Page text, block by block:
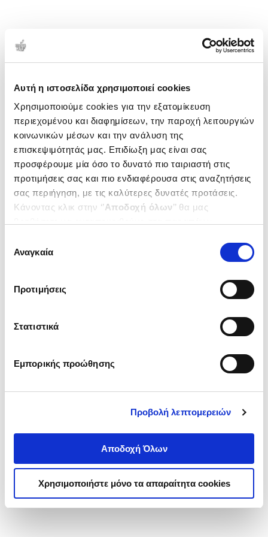
Αυτή η ιστοσελίδα χρησιμοποιεί cookies
Χρησιμοποιούμε cookies για την εξατομίκευση
περιεχομένου και διαφημίσεων, την παροχή λειτουργιών
κοινωνικών μέσων και την ανάλυση της
επισκεψιμότητάς μας. Επιδίωξη μας είναι σας
προσφέρουμε μία όσο το δυνατό πιο ταιριαστή στις
προτιμήσεις σας και πιο ενδιαφέρουσα στις αναζητήσεις
σας περιήγηση, με τις καλύτερες δυνατές προτάσεις.
Κάνοντας κλικ στην ‘’Αποδοχή όλων’’ θα μας
ενδιαφέρουν και να επιλέξετε από τα παρακάτω με την
΄΄και να ενημερωθείτε σχετικά με
συγκατάθεσης
Αναγκαία
Προτιμήσεις
Στατιστικά
Εμπορικής προώθησης
Προβολή λεπτομερειών
Αποδοχή Όλων
Χρησιμοποιήστε μόνο τα απαραίτητα cookies